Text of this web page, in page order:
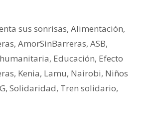
sus sonrisas,Alimentación,
, AmorSinBarreras, ASB,
, Educación, Efecto
, Kenia, Lamu, Nairobi, Niños
, Solidaridad, Tren solidario,